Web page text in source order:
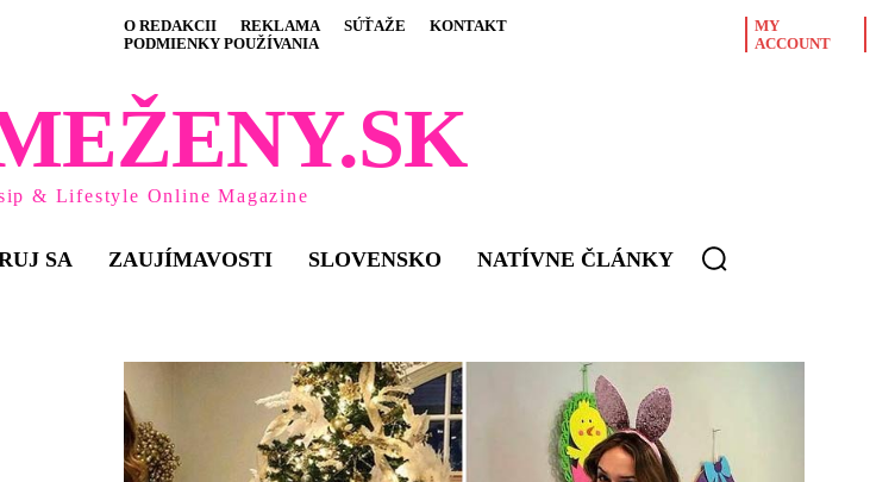
O REDAKCII REKLAMA SÚŤAŽE
KONTAKT
PODMIENKY POUŽÍVANIA
MY
ACCOUNT
& Lifestyle Online Magazine
SA ZAUJÍMAVOSTI SLOVENSKO NATÍVNE ČLÁNKY